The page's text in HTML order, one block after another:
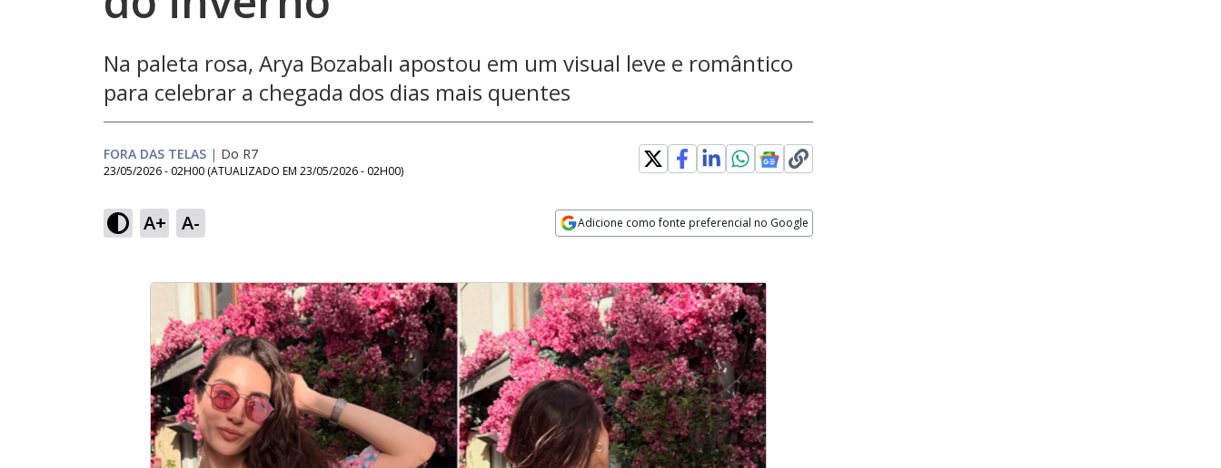
Na paleta rosa, Arya Bozabalı apostou em um visual leve e romântico
para celebrar a chegada dos dias mais quentes
FORA DAS TELAS | Do R7
23/05/2026 - 02H00 (ATUALIZADO EM 23/05/2026 - 02H00)
A+ A- Adicione como fonte preferencial no Google